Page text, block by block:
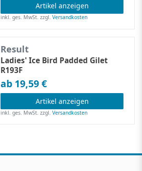
Artikel anzeigen
inkl. ges. MwSt. zzgl.Versandkosten
Result
Ladies' Ice Bird Padded Gilet
R193F
ab 19,59 €
Artikel anzeigen
inkl. ges. MwSt. zzgl.Versandkosten